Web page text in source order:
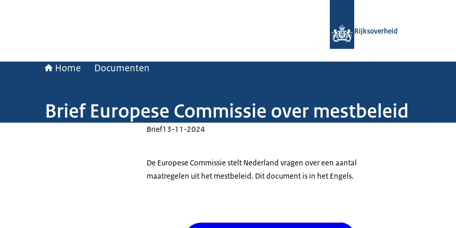
Rijksoverheid
Home Documenten
Brief Europese Commissie over mestbeleid
Brief13-11-2024
De Europese Commissie stelt Nederland vragen over een aantal
maatregelen uit het mestbeleid. Dit document is in het Engels.